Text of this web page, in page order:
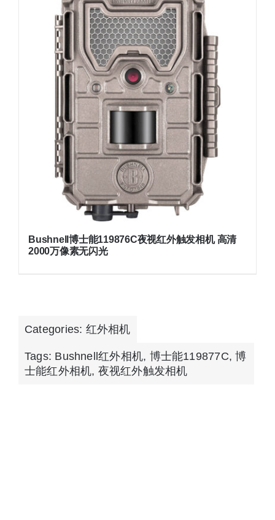
Bushnell博士能119876C夜视红外触发相机 高清
2000万像素无闪光
Categories: 红外相机
Tags: Bushnell红外相机, 博士能119877C,博
士能红外相机, 夜视红外触发相机